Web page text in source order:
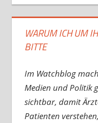
WARUM ICH UM
BITTE
Im Watchblog
Medien und Politik
sichtbar, damit
Patienten